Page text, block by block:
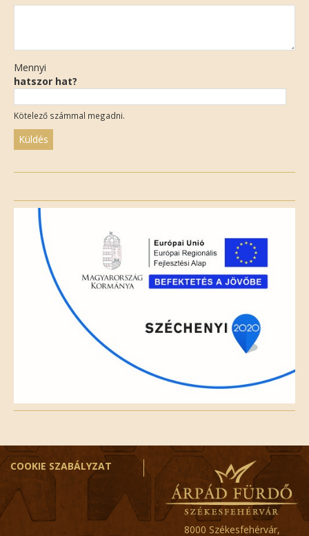
Mennyi
hatszor hat?
Kötelező számmal megadni.
field
empty.
COOKIE SZABÁLYZAT
8000 Székesfehérvár,